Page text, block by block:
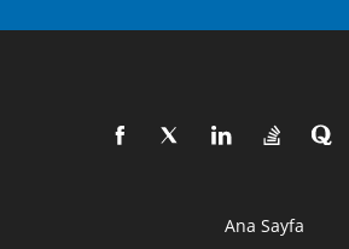
Ana Sayfa